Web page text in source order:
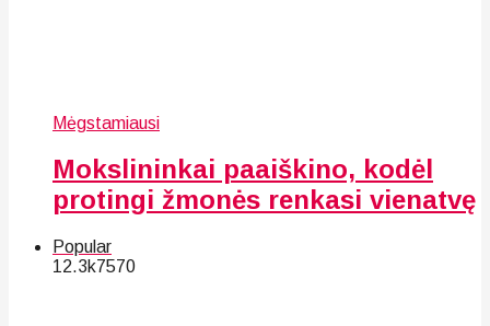
Mėgstamiausi
Mokslininkai paaiškino, kodėl
protingi žmonės renkasi vienatvę
Popular
12.3k7570